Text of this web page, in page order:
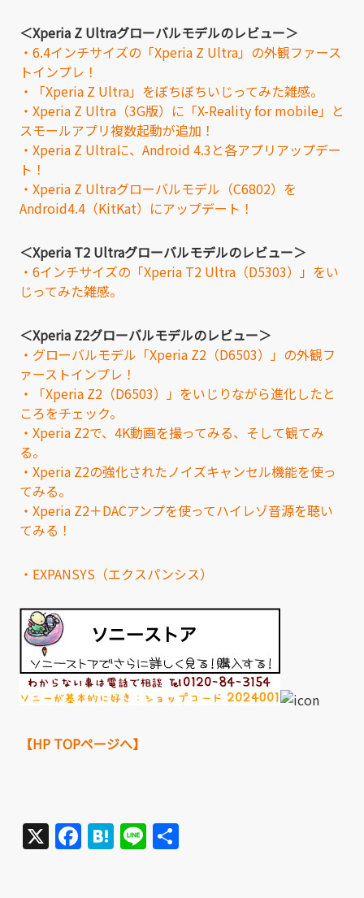
＜Xperia Z Ultraグローバルモデルのレビュー＞
・6.4インチサイズの「Xperia Z Ultra」の外観ファース
トインプレ！
・「Xperia Z Ultra」をぼちぼちいじってみた雑感。
・Xperia Z Ultra（3G版）に「X-Reality for mobile」と
スモールアプリ複数起動が追加！
・Xperia Z Ultraに、Android 4.3と各アプリアップデー
ト！
・Xperia Z Ultraグローバルモデル（C6802）を
Android4.4（KitKat）にアップデート！
＜Xperia T2 Ultraグローバルモデルのレビュー＞
・6インチサイズの「Xperia T2 Ultra（D5303）」をい
じってみた雑感。
＜Xperia Z2グローバルモデルのレビュー＞
・グローバルモデル「Xperia Z2（D6503）」の外観フ
ァーストインプレ！
・「Xperia Z2（D6503）」をいじりながら進化したと
ころをチェック。
・Xperia Z2で、4K動画を撮ってみる、そして観てみ
る。
・Xperia Z2の強化されたノイズキャンセル機能を使っ
てみる。
・Xperia Z2＋DACアンプを使ってハイレゾ音源を聴い
てみる！
・EXPANSYS（エクスパンシス）
【HP TOPページへ】
X Facebook
Hatena
Line